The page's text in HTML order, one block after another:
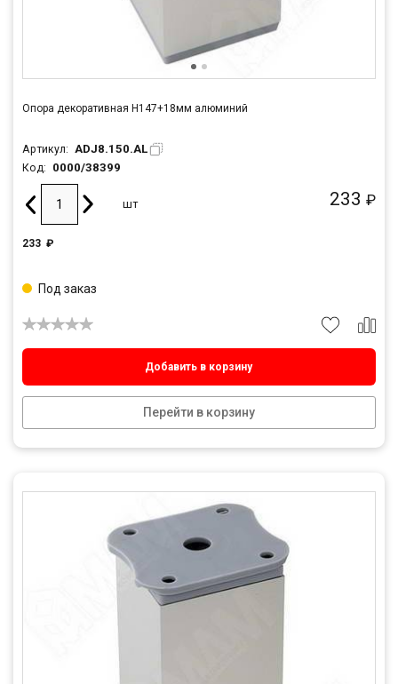
Опора декоративная Н147+18мм алюминий
Артикул: ADJ8.150.AL
Код: 0000/38399
233 ₽
шт
233 ₽
Добавить в корзину
Перейти в корзину
Под заказ